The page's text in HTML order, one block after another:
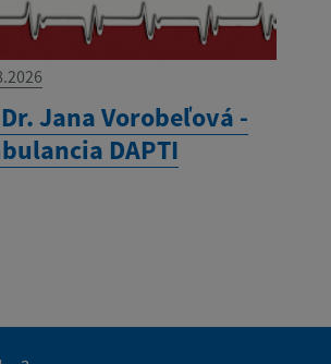
Jana Vorobeľová -
DAPTI